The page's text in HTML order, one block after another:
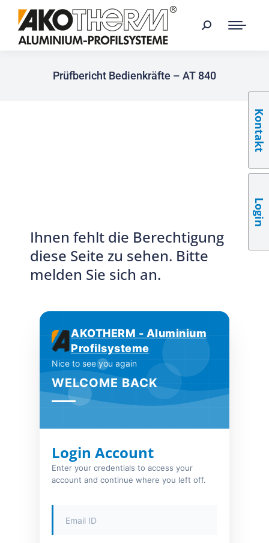
Prüfbericht Bedienkräfte – AT 840
Ihnen fehlt die Berechtigung
diese Seite zu sehen. Bitte
melden Sie sich an.
AKOTHERM - Aluminium
Profilsysteme
Nice to see you again
WELCOME BACK
Login Account
Enter your credentials to access your
account and continue where you left off.
Kontakt
Login